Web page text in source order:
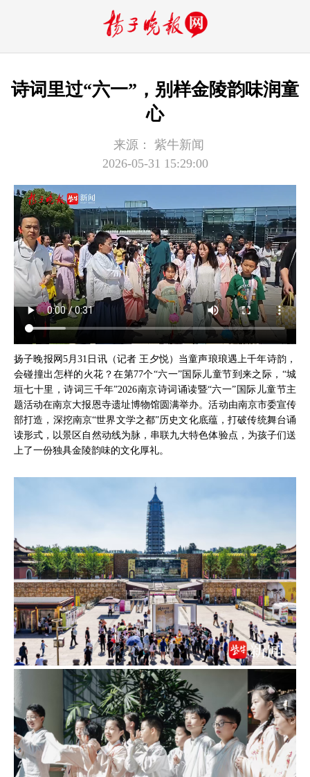
诗词里过“六一”，别样金陵韵味润童
心
来源：
紫牛新闻
2026-05-31 15:29:00
扬子晚报网5月31日讯（记者 王夕悦）当童声琅琅遇上千年诗韵，
会碰撞出怎样的火花？在第77个“六一”国际儿童节到来之际，“城
垣七十里，诗词三千年”2026南京诗词诵读暨“六一”国际儿童节主
题活动在南京大报恩寺遗址博物馆圆满举办。活动由南京市委宣传
部打造，深挖南京“世界文学之都”历史文化底蕴，打破传统舞台诵
读形式，以景区自然动线为脉，串联九大特色体验点，为孩子们送
上了一份独具金陵韵味的文化厚礼。